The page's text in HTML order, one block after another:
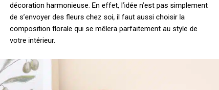
décoration harmonieuse. En effet, l’idée n’est pas simplement
de s’envoyer des fleurs chez soi, il faut aussi choisir la
composition florale qui se mêlera parfaitement au style de
votre intérieur.